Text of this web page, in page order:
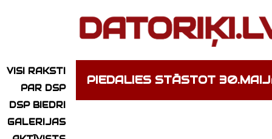
VISI RAKSTI
PAR DSP
DSP BIEDRI
GALERIJAS
PIEDALIES STĀSTOT